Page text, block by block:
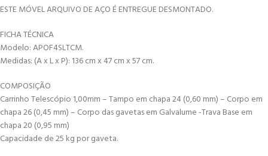
ESTE MÓVEL ARQUIVO DE AÇO É ENTREGUE DESMONTADO.
FICHA TÉCNICA
Modelo: APOF4SLTCM.
Medidas: (A x L x P): 136 cm x 47 cm x 57 cm.
COMPOSIÇÃO
Carrinho Telescópio 1,00mm – Tampo em chapa 24 (0,60 mm) – Corpo em
chapa 26 (0,45 mm) – Corpo das gavetas em Galvalume -Trava Base em
chapa 20 (0,95 mm)
Capacidade de 25 kg por gaveta.